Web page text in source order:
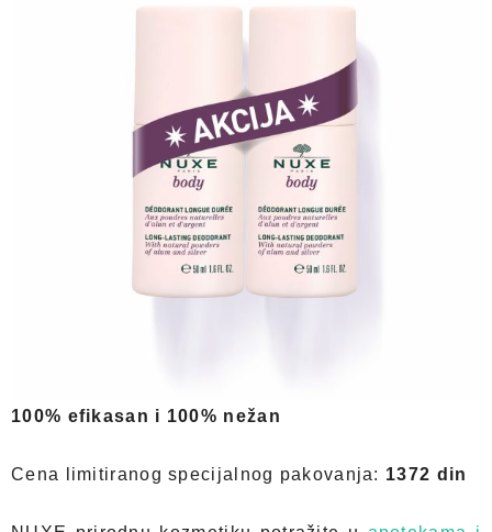
100% efikasan i 100% nežan
Cena limitiranog specijalnog pakovanja: 1372 din